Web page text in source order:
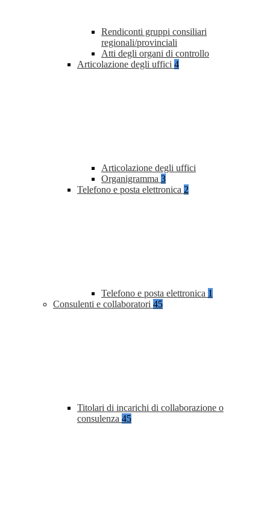
Rendiconti gruppi consiliari
regionali/provinciali
Atti degli organi di controllo
Articolazione degli uffici 4
Articolazione degli uffici
Organigramma 3
Telefono e posta elettronica 2
Telefono e posta elettronica 1
Consulenti e collaboratori 45
Titolari di incarichi di collaborazione o
consulenza 45